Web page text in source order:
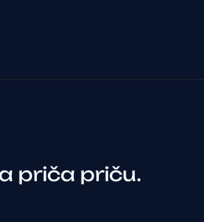
priča priču.